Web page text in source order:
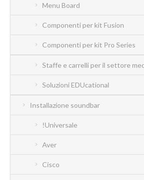
Menu Board
Componenti per kit Fusion
Componenti per kit Pro Series
Staffe e carrelli per il settore
Soluzioni EDUcational
Installazione soundbar
!Universale
Aver
Cisco